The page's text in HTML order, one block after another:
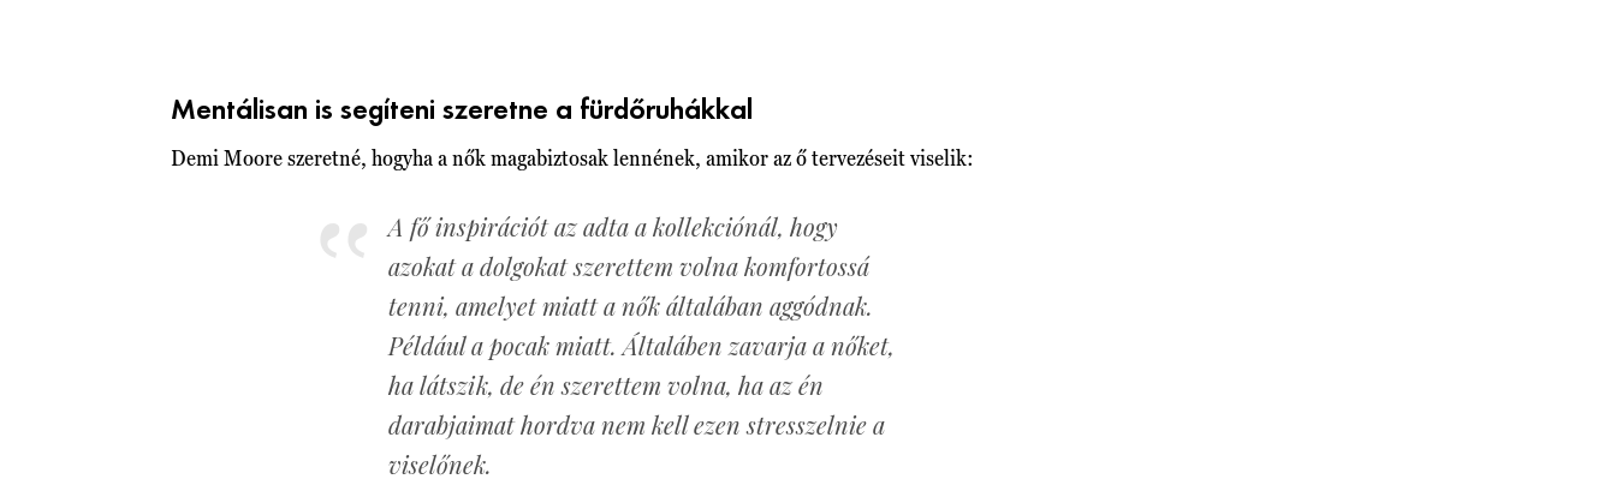
Mentálisan is segíteni szeretne a fürdőruhákkal
Demi Moore szeretné, hogyha a nők magabiztosak lennének, amikor az ő tervezéseit viselik:
A fő inspirációt az adta a kollekciónál, hogy
azokat a dolgokat szerettem volna komfortossá
tenni, amelyet miatt a nők általában aggódnak.
Például a pocak miatt. Általáben zavarja a nőket,
ha látszik, de én szerettem volna, ha az én
darabjaimat hordva nem kell ezen stresszelnie a
viselőnek.